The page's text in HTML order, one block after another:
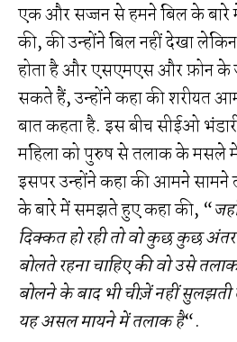
एक और सज्जन से हमने बिल के बारे
की, की उन्होंने बिल नहीं देखा
होता है और एसएमएस और फ़ोन के
सकते हैं, उन्होंने कहा की शरीयत
बात कहता है. इस बीच सीईओ
महिला को पुरुष से तलाक के मसले
इसपर उन्होंने कहा की आमने सामने
के बारे में समझते हुए कहा की, “
दिक्कत हो रही तो वो कुछ कुछ
बोलते रहना चाहिए की वो उसे
बोलने के बाद भी चीज़ें नहीं सुलझती
यह असल मायने में तलाक है“.